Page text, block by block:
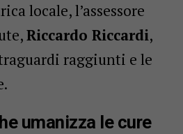
locale, l’assessore
Riccardo Riccardi,
raggiunti e le
umanizza le cure